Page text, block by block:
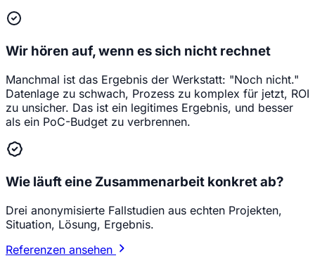
Wir hören auf, wenn es sich nicht rechnet
Manchmal ist das Ergebnis der Werkstatt: "Noch nicht."
Datenlage zu schwach, Prozess zu komplex für jetzt, ROI
zu unsicher. Das ist ein legitimes Ergebnis, und besser
als ein PoC-Budget zu verbrennen.
Wie läuft eine Zusammenarbeit konkret ab?
Drei anonymisierte Fallstudien aus echten Projekten,
Situation, Lösung, Ergebnis.
Referenzen ansehen